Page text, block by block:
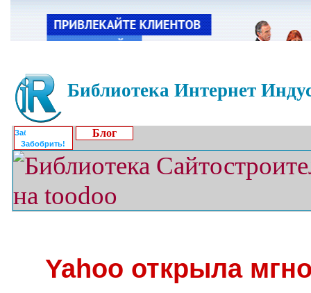
Библиотека Интернет
Забобрить!
Блог
Yahoo открыла